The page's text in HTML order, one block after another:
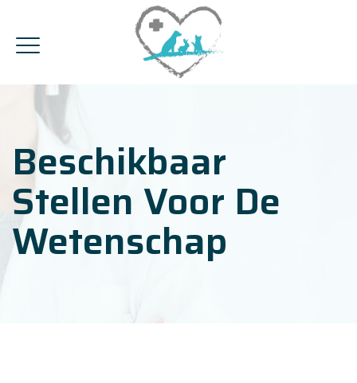
Beschikbaar
Stellen Voor De
Wetenschap